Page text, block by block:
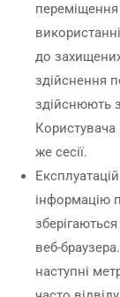
переміщення
до захищених
здійснення
здійснюють
Користувача
же сесії.
інформацію
веб-
наступні